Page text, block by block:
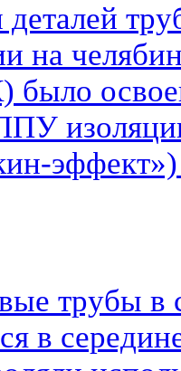
на
трубы в
в